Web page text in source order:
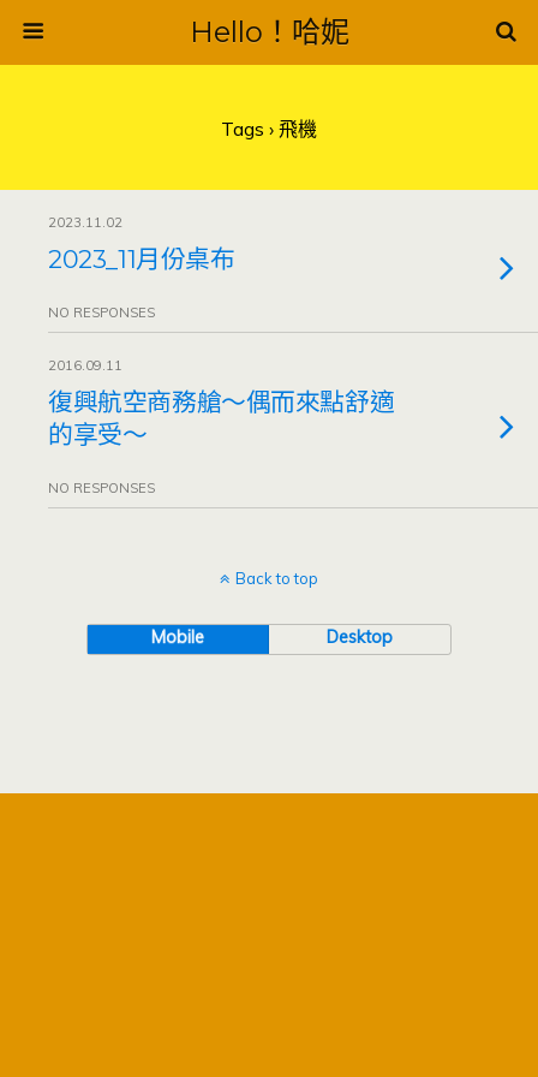
Hello！哈妮
Tags › 飛機
2023.11.02
2023_11月份桌布
NO RESPONSES
2016.09.11
復興航空商務艙～偶而來點舒適
的享受～
NO RESPONSES
Back to top
Mobile Desktop